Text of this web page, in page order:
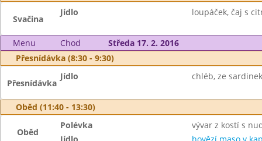
Svačina
Jídlo loupáček, čaj s
Menu Chod
Středa 17. 2. 2016
Přesnídávka (8:30 - 9:30)
Přesnídávka
Jídlo chléb, ze
Oběd (11:40 - 13:30)
Oběd
Polévka
vývar z kostí s